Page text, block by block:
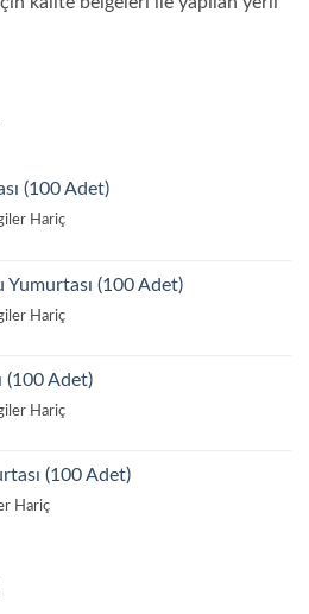
(100 Adet)
Hariç
Yumurtası (100 Adet)
Hariç
(100 Adet)
Hariç
(100 Adet)
Hariç